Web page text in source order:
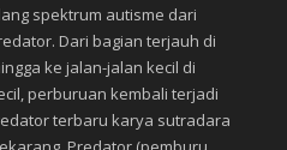
spektrum autisme dari
Dari bagian terjauh di
ke jalan-jalan kecil di
perburuan kembali terjadi
terbaru karya sutradara